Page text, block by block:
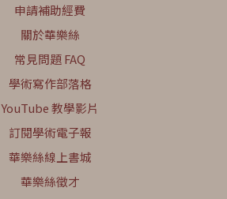
申請補助經費
關於華樂絲
常見問題 FAQ
學術寫作部落格
YouTube 教學影片
訂閱學術電子報
華樂絲線上書城
華樂絲徵才